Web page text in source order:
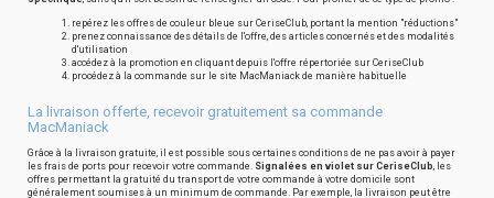
repérez les offres de couleur bleue sur CeriseClub, portant la mention "réductions"
prenez connaissance des détails de l'offre, des articles concernés et des modalités
d'utilisation
accédez à la promotion en cliquant depuis l'offre répertoriée sur CeriseClub
procédez à la commande sur le site MacManiack de manière habituelle
La livraison offerte, recevoir gratuitement sa commande
MacManiack
Grâce à la livraison gratuite, il est possible sous certaines conditions de ne pas avoir à payer
les frais de ports pour recevoir votre commande. Signalées en violet sur CeriseClub, les
offres permettant la gratuité du transport de votre commande à votre domicile sont
généralement soumises à un minimum de commande. Par exemple, la livraison peut être